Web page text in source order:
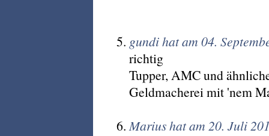
gundi hat am 04.
richtig
Tupper, AMC und
Geldmacherei mit 'nem
Marius hat am 20. Juli